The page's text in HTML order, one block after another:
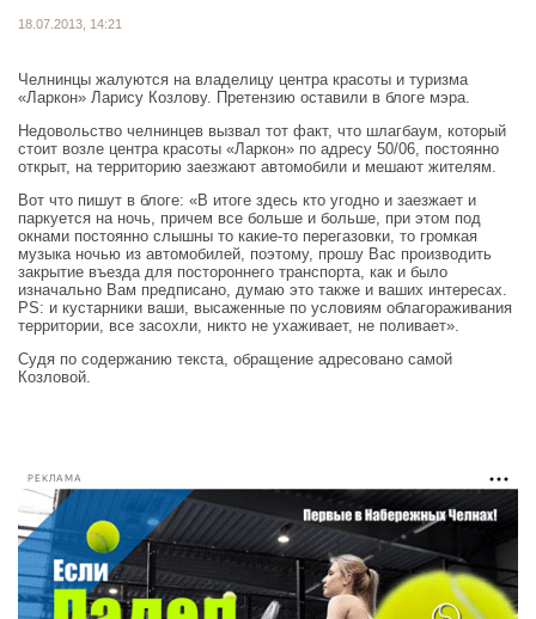
18.07.2013, 14:21
Челнинцы жалуются на владелицу центра красоты и туризма
«Ларкон» Ларису Козлову. Претензию оставили в блоге мэра.
Недовольство челнинцев вызвал тот факт, что шлагбаум, который
стоит возле центра красоты «Ларкон» по адресу 50/06, постоянно
открыт, на территорию заезжают автомобили и мешают жителям.
Вот что пишут в блоге: «В итоге здесь кто угодно и заезжает и
паркуется на ночь, причем все больше и больше, при этом под
окнами постоянно слышны то какие-то перегазовки, то громкая
музыка ночью из автомобилей, поэтому, прошу Вас производить
закрытие въезда для постороннего транспорта, как и было
изначально Вам предписано, думаю это также и ваших интересах.
PS: и кустарники ваши, высаженные по условиям облагораживания
территории, все засохли, никто не ухаживает, не поливает».
Судя по содержанию текста, обращение адресовано самой
Козловой.
РЕКЛАМА